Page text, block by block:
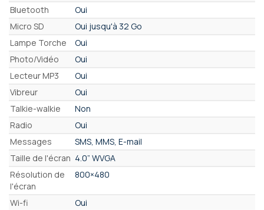
Bluetooth
Oui
Micro SD
Oui jusqu'à 32 Go
Lampe Torche
Oui
Photo/Vidéo
Oui
Lecteur MP3
Oui
Vibreur
Oui
Talkie-walkie
Non
Radio
Oui
Messages
SMS, MMS, E-mail
Taille de l'écran 4.0” WVGA
Résolution de
l'écran
800×480
Wi-fi
Oui